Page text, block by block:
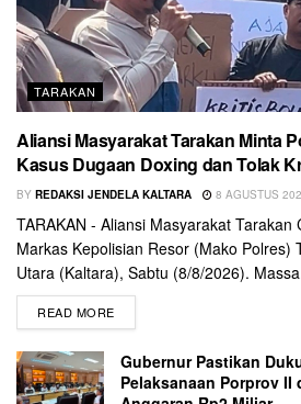
TARAKAN
Aliansi Masyarakat Tarakan Minta
Kasus Dugaan Doxing dan Tolak
BY REDAKSI JENDELA KALTARA 8 AGUSTUS
TARAKAN - Aliansi Masyarakat
Markas Kepolisian Resor (Mako Polres)
Utara (Kaltara), Sabtu (8/8/2026).
READ MORE
Gubernur Pastikan
Pelaksanaan Porprov II